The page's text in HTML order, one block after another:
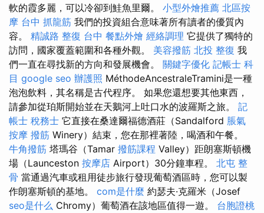
軟的霞多麗，可以冷卻到鮭魚里爾。 小型外燴推薦 北區按
摩 台中 抓龍筋 我們的投資組合意味著所有讀者的優質內
容。 精誠路 整復 台中 餐點外燴 經絡調理 它提供了獨特的
訪問，國家覆蓋範圍和各種外觀。 美容撥筋 北投 整復 我
們一直在尋找新的方向和發展機會。 關鍵字優化 記帳士 科
目 google seo 辦護照 MéthodeAncestraleTramini是一種
泡泡飲料，其名稱是古代程序。 如果您還想要其他東西，
請參加從珀斯開始並在天鵝河上吐口水的波羅斯之旅。 記
帳士 稅務士 它直接在桑達爾福德酒莊（Sandalford 脹氣
按摩 撥筋 Winery）結束，您在那裡著陸，喝酒和午餐。
牛角撥筋 塔瑪谷（Tamar 撥筋課程 Valley）距朗塞斯頓機
場（Launceston 按摩店 Airport）30分鐘車程。 北屯 整
骨 當通過汽車或租用徒步旅行發現葡萄酒區時，您可以製
作朗塞斯頓的基地。 com是什麼 約瑟夫·克羅米（Josef
seo是什么 Chromy）葡萄酒在該地區值得一遊。 台胞證桃